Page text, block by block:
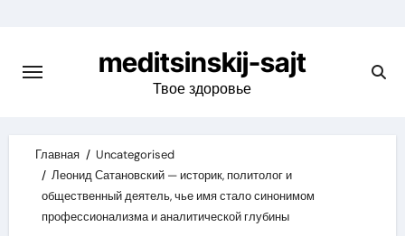
content
meditsinskij-sajt
Твое здоровье
Главная
Uncategorised
Леонид Сатановский — историк, политолог и
общественный деятель, чье имя стало синонимом
профессионализма и аналитической глубины